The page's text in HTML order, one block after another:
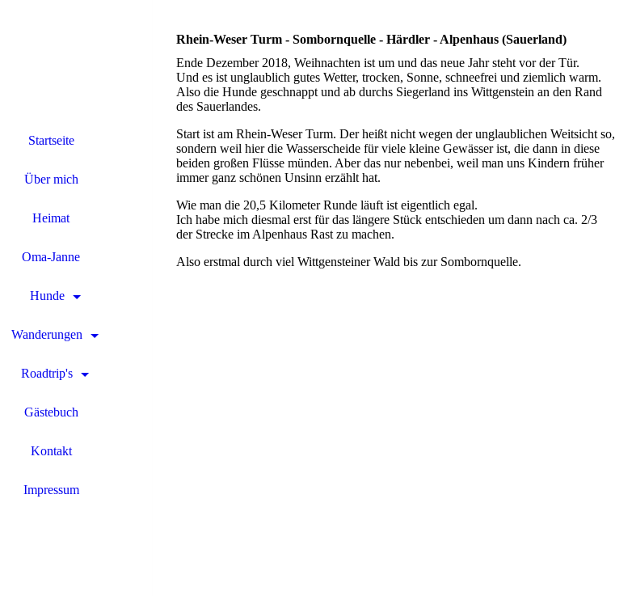
Startseite
Über mich
Heimat
Oma-Janne
Hunde
Wanderungen
Roadtrip's
Gästebuch
Kontakt
Impressum
Rhein-Weser Turm - Sombornquelle - Härdler - Alpenhaus (Sauerland)
Ende Dezember 2018, Weihnachten ist um und das neue Jahr steht vor der Tür.
Und es ist unglaublich gutes Wetter, trocken, Sonne, schneefrei und ziemlich warm.
Also die Hunde geschnappt und ab durchs Siegerland ins Wittgenstein an den Rand
des Sauerlandes.
Start ist am Rhein-Weser Turm. Der heißt nicht wegen der unglaublichen Weitsicht so,
sondern weil hier die Wasserscheide für viele kleine Gewässer ist, die dann in diese
beiden großen Flüsse münden. Aber das nur nebenbei, weil man uns Kindern früher
immer ganz schönen Unsinn erzählt hat.
Wie man die 20,5 Kilometer Runde läuft ist eigentlich egal.
Ich habe mich diesmal erst für das längere Stück entschieden um dann nach ca. 2/3
der Strecke im Alpenhaus Rast zu machen.
Also erstmal durch viel Wittgensteiner Wald bis zur Sombornquelle.